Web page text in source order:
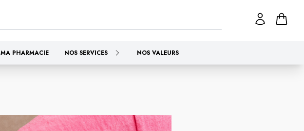
MA PHARMACIE NOS SERVICES NOS VALEURS